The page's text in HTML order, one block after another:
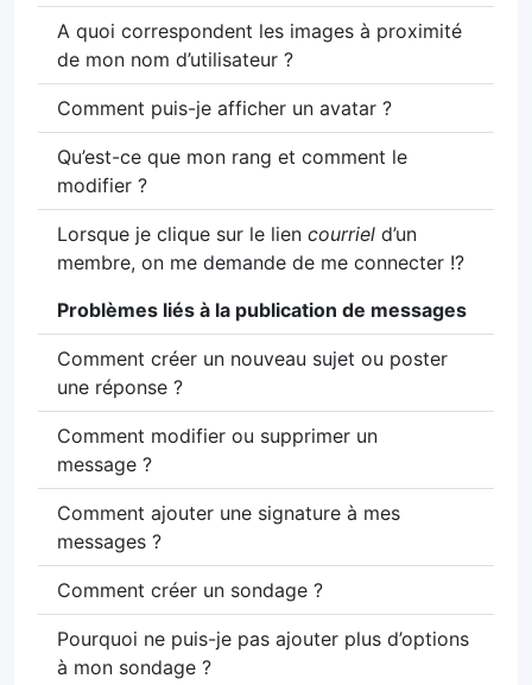
A quoi correspondent les images à proximité
de mon nom d’utilisateur ?
Comment puis-je afficher un avatar ?
Qu’est-ce que mon rang et comment le
modifier ?
Lorsque je clique sur le lien courriel d’un
membre, on me demande de me connecter !?
Problèmes liés à la publication de messages
Comment créer un nouveau sujet ou poster
une réponse ?
Comment modifier ou supprimer un
message ?
Comment ajouter une signature à mes
messages ?
Comment créer un sondage ?
Pourquoi ne puis-je pas ajouter plus d’options
à mon sondage ?